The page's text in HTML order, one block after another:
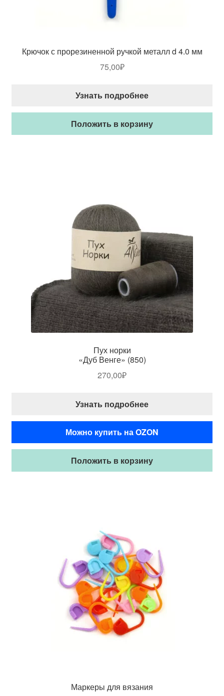
Крючок с прорезиненной ручкой металл d 4.0 мм
75,00₽
Узнать подробнее
Положить в корзину
Пух норки
«Дуб Венге» (850)
270,00₽
Узнать подробнее
Можно купить на OZON
Положить в корзину
Маркеры для вязания